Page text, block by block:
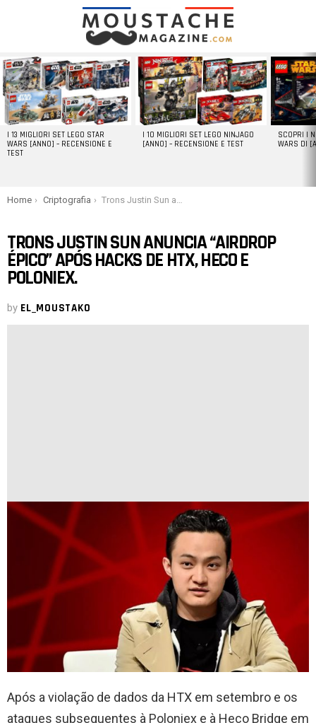
LATEST
STORIES
I 13 MIGLIORI SET LEGO STAR
WARS [ANNO] – RECENSIONE E
TEST
I 10 MIGLIORI SET LEGO NINJAGO
[ANNO] – RECENSIONE E TEST
SCOPRI I
WARS DI
You are here:
Home Criptografia Trons Justin Sun anuncia “airdrop épico” após hacks de HTX, Heco e Poloniex.
TRONS JUSTIN SUN ANUNCIA “AIRDROP
ÉPICO” APÓS HACKS DE HTX, HECO E
POLONIEX.
by EL_MOUSTAKO
Após a violação de dados da HTX em setembro e os
ataques subsequentes à Poloniex e à Heco Bridge em